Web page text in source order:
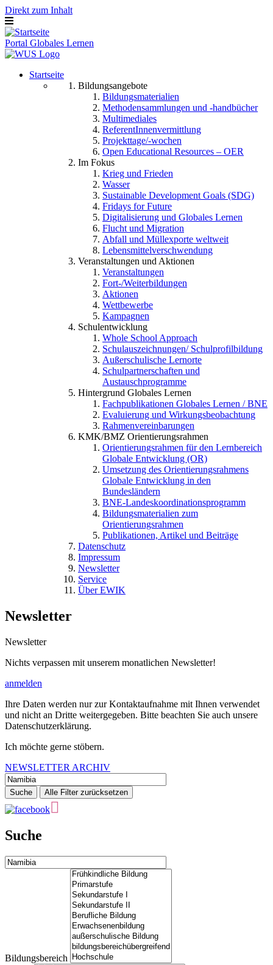
Direkt zum Inhalt
Portal Globales Lernen
Startseite
Bildungsangebote
Bildungsmaterialien
Methodensammlungen und -handbücher
Multimediales
ReferentInnenvermittlung
Projekttage/-wochen
Open Educational Resources – OER
Im Fokus
Krieg und Frieden
Wasser
Sustainable Development Goals (SDG)
Fridays for Future
Digitalisierung und Globales Lernen
Flucht und Migration
Abfall und Müllexporte weltweit
Lebensmittelverschwendung
Veranstaltungen und Aktionen
Veranstaltungen
Fort-/Weiterbildungen
Aktionen
Wettbewerbe
Kampagnen
Schulentwicklung
Whole School Approach
Schulauszeichnungen/ Schulprofilbildung
Außerschulische Lernorte
Schulpartnerschaften und
Austauschprogramme
Hintergrund Globales Lernen
Fachpublikationen Globales Lernen / BNE
Evaluierung und Wirkungsbeobachtung
Rahmenvereinbarungen
KMK/BMZ Orientierungsrahmen
Orientierungsrahmen für den Lernbereich
Globale Entwicklung (OR)
Umsetzung des Orientierungsrahmens
Globale Entwicklung in den
Bundesländern
BNE-Landeskoordinationsprogramm
Bildungsmaterialien zum
Orientierungsrahmen
Publikationen, Artikel und Beiträge
Datenschutz
Impressum
Newsletter
Service
Über EWIK
Newsletter
Newsletter
Nichts verpassen mit unserem monatlichen Newsletter!
anmelden
Ihre Daten werden nur zur Kontaktaufnahme mit Ihnen verwendet
und nicht an Dritte weitergegeben. Bitte beachten Sie auch unsere
Datenschutzerklärung.
Ich möchte gerne stöbern.
NEWSLETTER ARCHIV
Suche
Bildungsbereich